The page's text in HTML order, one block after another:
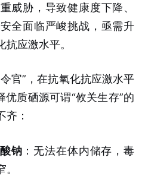
威胁，导致健康度下降、
全面临严峻挑战，亟需升
应激水平。
官”，在抗氧化抗应激水平
优质硒源可谓“攸关生存”的
齐：
钠 ：无法在体内储存，毒